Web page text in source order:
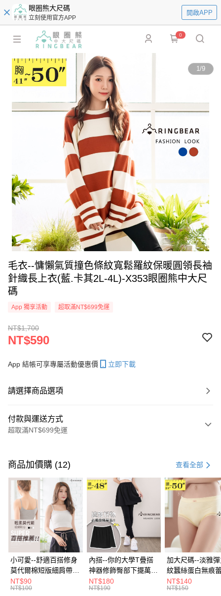
眼圈熊大尺碼
立刻使用官方APP
開啟APP
0
1/9
毛衣--慵懶氣質撞色條紋寬鬆羅紋保暖圓領長袖
針織長上衣(藍.卡其2L-4L)-X353眼圈熊中大尺
碼
App 獨享活動 超取滿NT$699免運
NT$1,700
NT$590
App 結帳可享專屬活動優惠價 立即下載
請選擇商品選項
付款與運送方式
超取滿NT$699免運
信用卡一次付款
超商取貨付款
LINE Pay
Apple Pay
街口支付
悠遊付
Google Pay
全盈+PAY
商品加價購 (12) 查看全部
小可愛--舒適百搭修身
莫代爾棉短版細肩帶素
色背心(白.黑.灰L-2L)-
U582眼圈熊中大尺碼
NT$90
NT$100
內搭--你的大學T疊搭
神器修飾臀部下擺萬用
內搭裙/遮臀裙(黑2L-
6L)-Q155眼圈熊中大
NT$180
NT$190
加大尺碼--淡雅
紋蠶絲蛋白無痕
角內褲(白.粉.藍.
3L)-L28眼圈熊中
NT$140
NT$150